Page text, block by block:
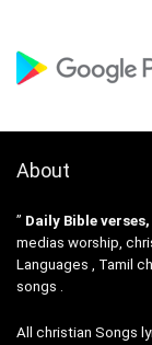
About
” Daily Bible
medias worship,
Languages , Tamil
songs .
All christian Songs